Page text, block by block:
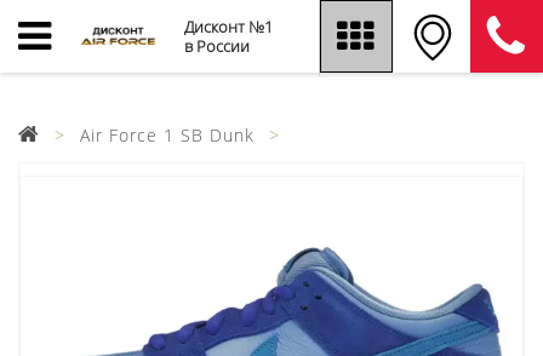
Дисконт №1
в России
Air Force 1 SB Dunk